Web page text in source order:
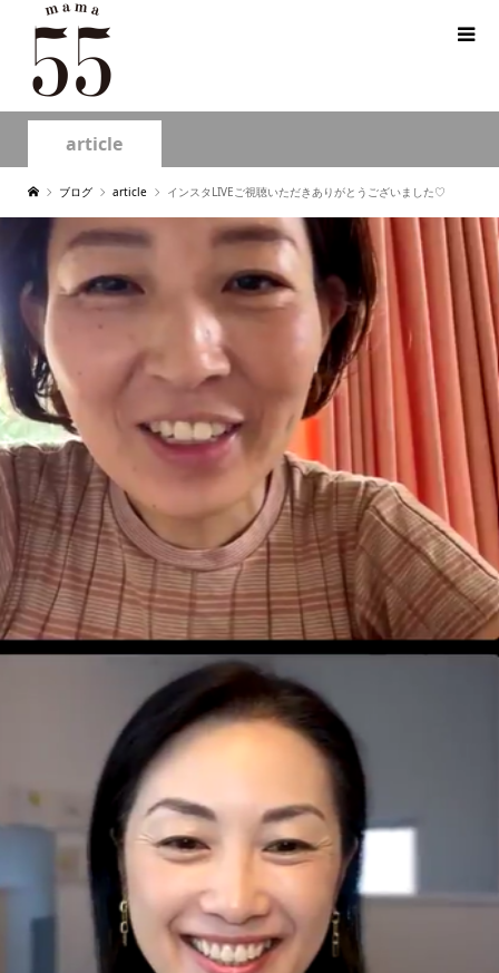
article
ブログ article インスタLIVEご視聴いただきありがとうございました♡